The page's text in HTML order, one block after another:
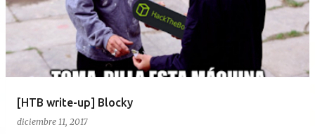
[HTB write-up] Blocky
diciembre 11, 2017